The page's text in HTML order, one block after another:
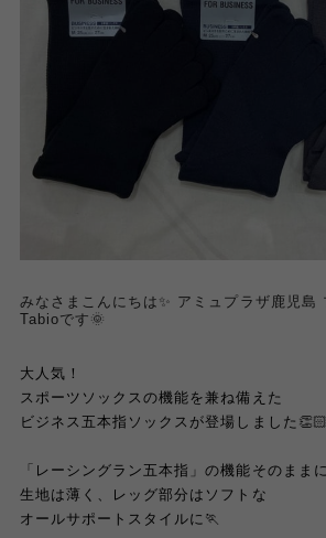
みなさまこんにちは✨ アミュプラザ鹿児島
Tabioです🌞
大人気！
スポーツソックスの機能を兼ね備えた
ビジネス五本指ソックスが登場しました
「レーシングラン五本指」の機能そのままに
生地は薄く、レッグ部分はソフトな
オールサポートスタイルに 🏃